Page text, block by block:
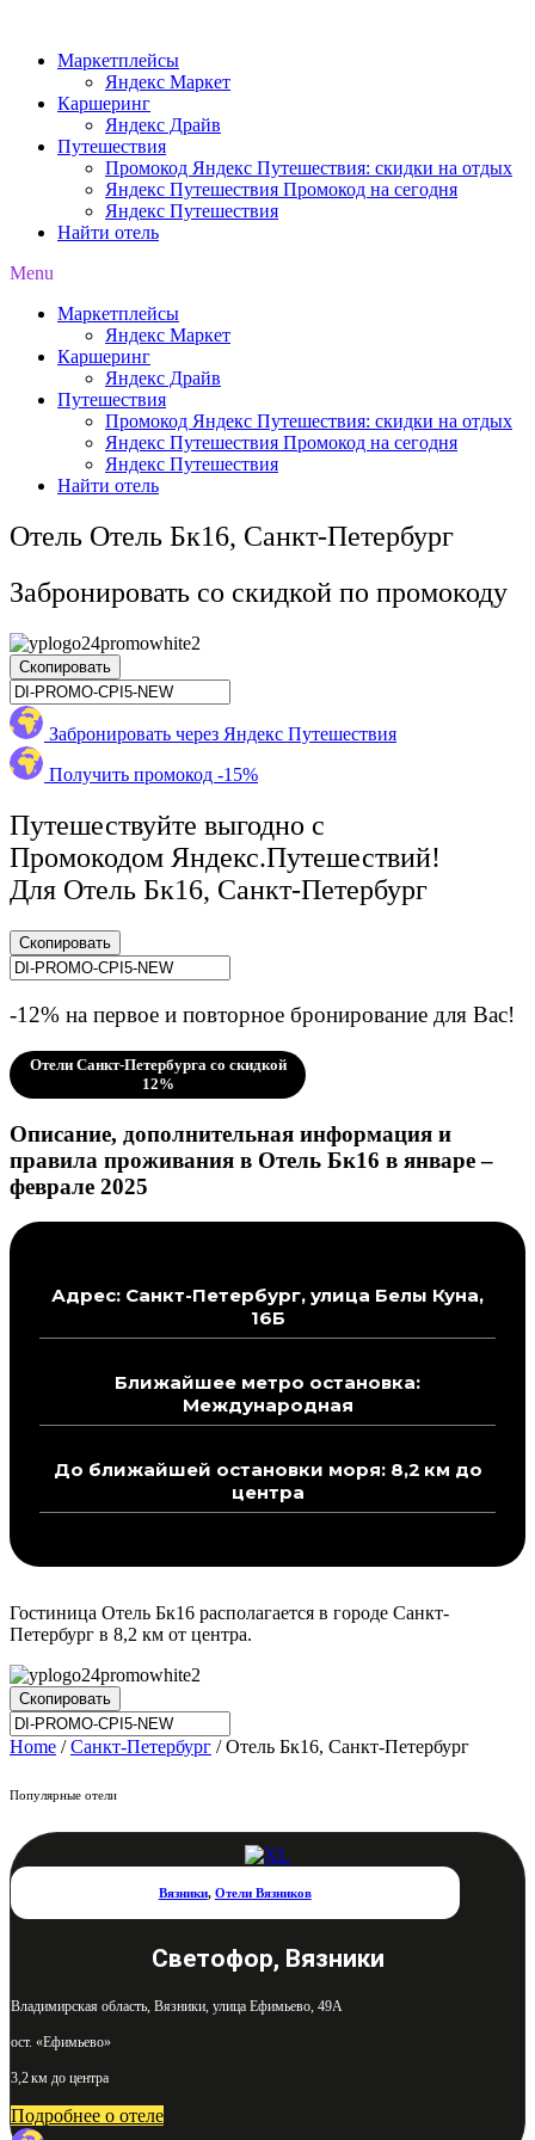
содержимому
Маркетплейсы
Яндекс Маркет
Каршеринг
Яндекс Драйв
Путешествия
Промокод Яндекс Путешествия: скидки на отдых
Яндекс Путешествия Промокод на сегодня
Яндекс Путешествия
Найти отель
Menu
Маркетплейсы
Яндекс Маркет
Каршеринг
Яндекс Драйв
Путешествия
Промокод Яндекс Путешествия: скидки на отдых
Яндекс Путешествия Промокод на сегодня
Яндекс Путешествия
Найти отель
Отель Отель Бк16, Санкт-Петербург
Забронировать со скидкой по промокоду
Скопировать
Забронировать через Яндекс Путешествия
Получить промокод -15%
Путешествуйте выгодно с
Промокодом Яндекс.Путешествий!
Для Отель Бк16, Санкт-Петербург
Скопировать
-12% на первое и повторное бронирование для Вас!
Отели Санкт-Петербурга со скидкой
12%
Описание, дополнительная информация и
правила проживания в Отель Бк16 в январе –
феврале 2025
Адрес: Санкт-Петербург, улица Белы Куна,
16Б
Ближайшее метро остановка:
Международная
До ближайшей остановки моря: 8,2 км до
центра
Гостиница Отель Бк16 располагается в городе Санкт-
Петербург в 8,2 км от центра.
Скопировать
Home /Санкт-Петербург / Отель Бк16, Санкт-Петербург
Популярные отели
Вязники, Отели Вязников
Светофор, Вязники
Владимирская область, Вязники, улица Ефимьево, 49А
ост. «Ефимьево»
3,2 км до центра
Подробнее о отеле